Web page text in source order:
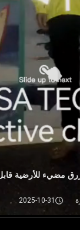
مضيء للأرضية قابل
2025-10-31